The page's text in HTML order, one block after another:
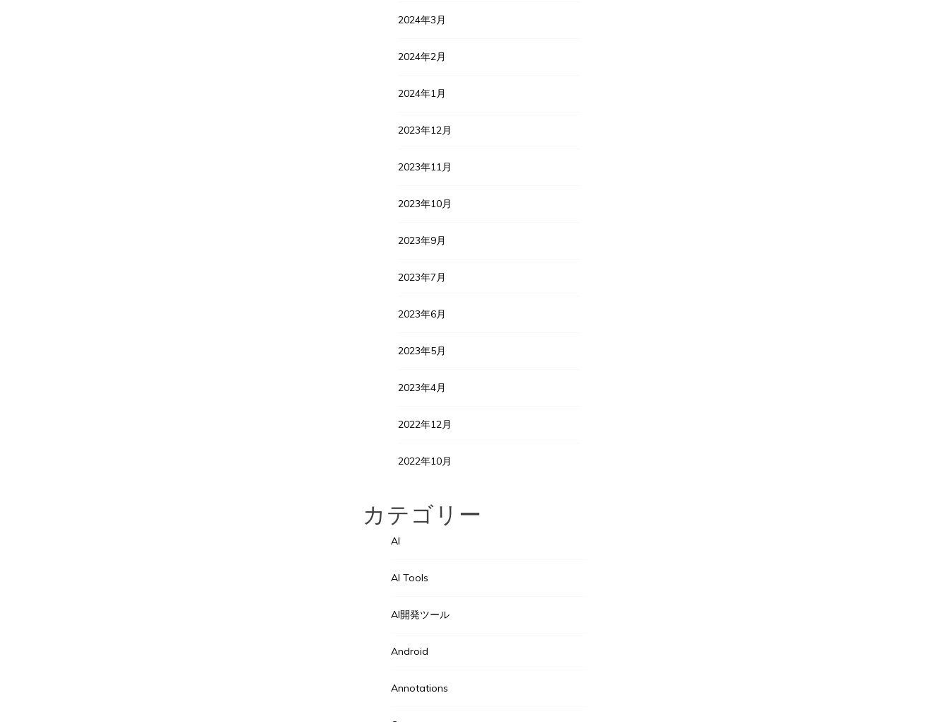
2024年3月
2024年2月
2024年1月
2023年12月
2023年11月
2023年10月
2023年9月
2023年7月
2023年6月
2023年5月
2023年4月
2022年12月
2022年10月
カテゴリー
AI
AI Tools
AI開発ツール
Android
Annotations